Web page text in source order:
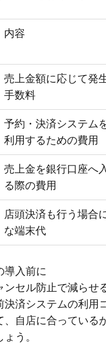
内容
売上金額に応じて発
手数料
予約・決済システム
利用するための費用
売上金を銀行口座へ
る際の費用
店頭決済も行う場合
な端末代
導入前に​
ンセル防止で​減らせ
決済システムの​利用
、​自店に​合っている
う。